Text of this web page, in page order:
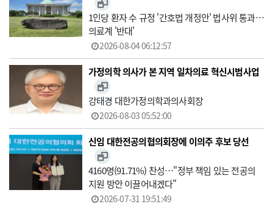
1인당 환자 수 규정 '간호법 개정안' 법사위 통과…
의료계 '반대'
2026-08-04 06:12:57
가정의학 의사가 본 지역 일차의료 혁신시범사업
강태경 대한가정의학과의사회장
2026-08-03 05:52:00
신임 대한전공의협의회장에 이의주 후보 당선
4160명(91.71%) 찬성…"정부 책임 있는 전공의
지원 방안 이끌어내겠다"
2026-07-31 19:51:49